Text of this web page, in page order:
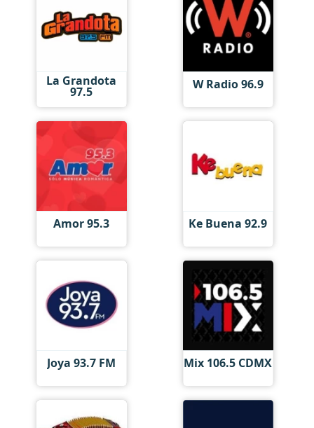
La Grandota
97.5 W Radio 96.9
Amor 95.3 Ke Buena 92.9
Joya 93.7 FM Mix 106.5 CDMX